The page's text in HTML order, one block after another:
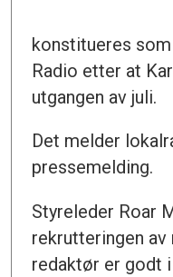
konstitueres
Radio etter at
utgangen av juli.
Det melder
pressemelding.
Styreleder Roar
rekrutteringen av
redaktør er godt i